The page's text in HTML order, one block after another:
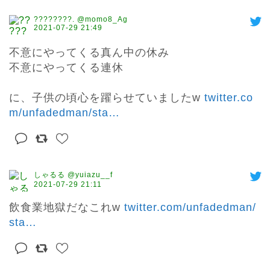
????????. @momo8_Ag
2021-07-29 21:49
不意にやってくる真ん中の休み
不意にやってくる連休
に、子供の頃心を躍らせていましたw twitter.co
m/unfadedman/sta…
しゃるる @yuiazu__f
2021-07-29 21:11
飲食業地獄だなこれw twitter.com/unfadedman/
sta…